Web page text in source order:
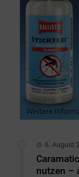
6. August
nutzen –